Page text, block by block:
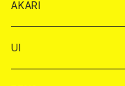
チェキ
シャンパン
1ドリンク
チップ
ドリンク
シャンパン
チップ
AKARI
ドリンク
UI